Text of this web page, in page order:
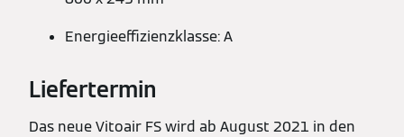
Energieeffizienzklasse: A
Liefertermin
Das neue Vitoair FS wird ab August 2021 in den